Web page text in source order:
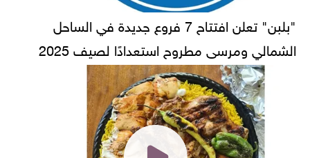
"بلبن" تعلن افتتاح 7 فروع جديدة في الساحل
الشمالي ومرسى مطروح استعدادًا لصيف 2025